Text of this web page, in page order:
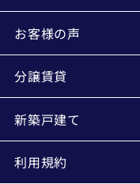
お客様の声
分譲賃貸
新築戸建て
利用規約